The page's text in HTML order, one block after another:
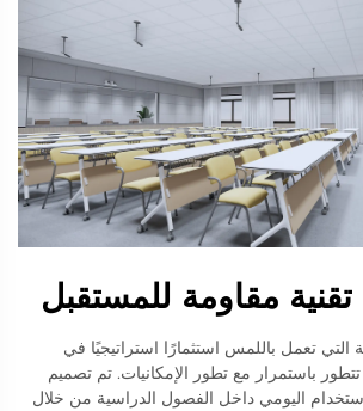
مقاومة للمستقبل
التي تعمل باللمس استثمارًا استراتيجيًا في
تتطور باستمرار مع تطور الإمكانيات. تم تصميم
اليومي داخل الفصول الدراسية من خلال